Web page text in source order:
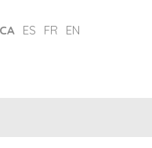
CA ES FR EN